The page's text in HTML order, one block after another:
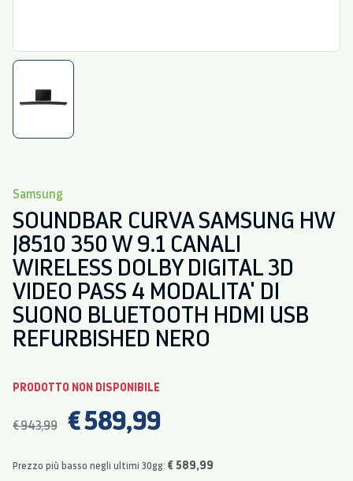
Samsung
SOUNDBAR CURVA SAMSUNG HW
J8510 350 W 9.1 CANALI
WIRELESS DOLBY DIGITAL 3D
VIDEO PASS 4 MODALITA' DI
SUONO BLUETOOTH HDMI USB
REFURBISHED NERO
PRODOTTO NON DISPONIBILE
€ 943,99 € 589,99
Prezzo più basso negli ultimi 30gg: € 589,99